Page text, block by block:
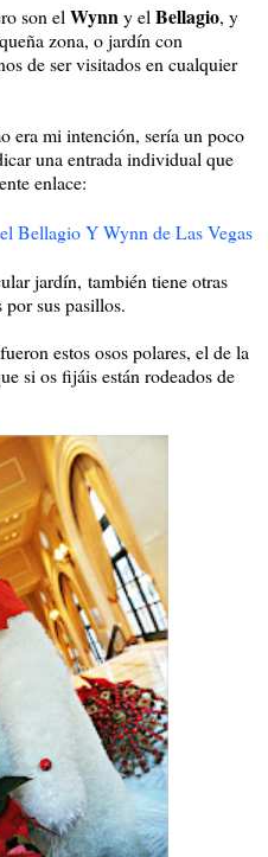
son el Wynny el Bellagio, y
zona, o jardín con
de ser visitados en cualquier
era mi intención, sería un poco
una entrada individual que
enlace:
Bellagio Y Wynn de Las Vegas
jardín, también tiene otras
por sus pasillos.
estos osos polares, el de la
si os fijáis están rodeados de